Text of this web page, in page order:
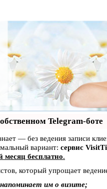
Telegram-боте
— без ведения записи
вариант: сервис
месяц бесплатно.
который упрощает
им о визите;